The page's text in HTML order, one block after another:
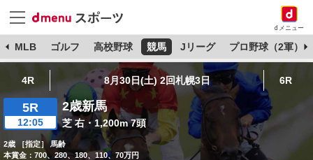
dメニュー
MLB ゴルフ 高校野球 競馬 Jリーグ プロ野球（2軍）
4R 8月30日(土) 2回札幌3日 6R
5R
12:05
2歳新馬
芝 右・1,200m 7頭
2歳 ［指定］ 馬齢
本賞金：700、280、180、110、70万円